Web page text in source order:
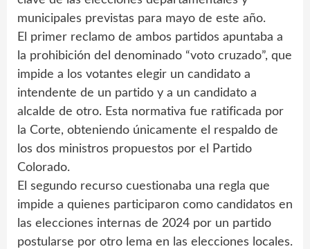
municipales previstas para mayo de este año.
El primer reclamo de ambos partidos apuntaba a
la prohibición del denominado “voto cruzado”, que
impide a los votantes elegir un candidato a
intendente de un partido y a un candidato a
alcalde de otro. Esta normativa fue ratificada por
la Corte, obteniendo únicamente el respaldo de
los dos ministros propuestos por el Partido
Colorado.
El segundo recurso cuestionaba una regla que
impide a quienes participaron como candidatos en
las elecciones internas de 2024 por un partido
postularse por otro lema en las elecciones locales.